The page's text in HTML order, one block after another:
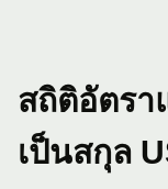
สถิติอัตรา
เป็นสกุล